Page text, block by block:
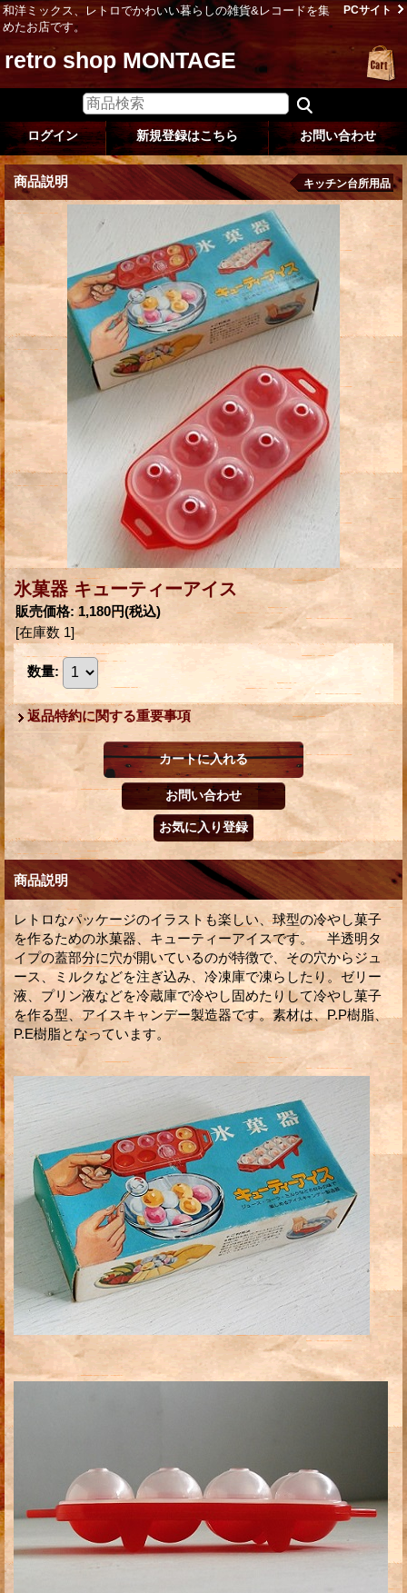
和洋ミックス、レトロでかわいい暮らしの雑貨&レコードを集
めたお店です。
PCサイト
retro shop MONTAGE
ログイン 新規登録はこちら お問い合わせ
商品説明 キッチン台所用品
氷菓器 キューティーアイス
販売価格: 1,180円(税込)
[在庫数 1]
数量:
返品特約に関する重要事項
商品説明
レトロなパッケージのイラストも楽しい、球型の冷やし菓子
を作るための氷菓器、キューティーアイスです。 半透明タ
イプの蓋部分に穴が開いているのが特徴で、その穴からジュ
ース、ミルクなどを注ぎ込み、冷凍庫で凍らしたり。ゼリー
液、プリン液などを冷蔵庫で冷やし固めたりして冷やし菓子
を作る型、アイスキャンデー製造器です。素材は、P.P樹脂、
P.E樹脂となっています。